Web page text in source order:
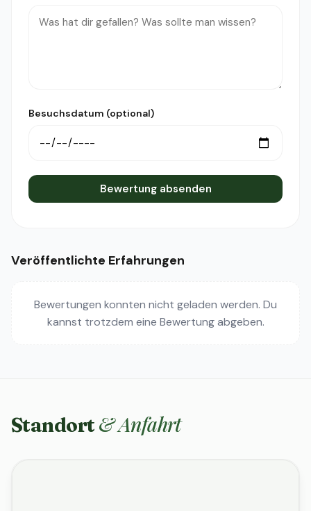
Besuchsdatum (optional)
Bewertung absenden
Veröffentlichte Erfahrungen
Bewertungen konnten nicht geladen werden. Du
kannst trotzdem eine Bewertung abgeben.
Standort & Anfahrt